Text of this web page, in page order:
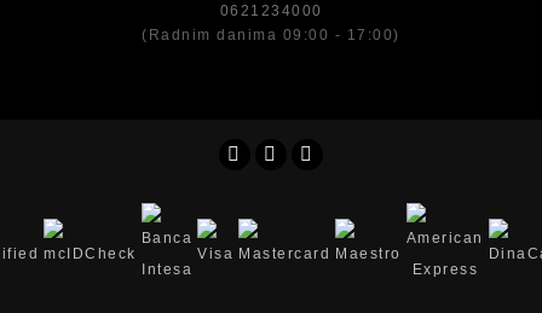
0621234000
(Radnim danima 09:00 - 17:00)